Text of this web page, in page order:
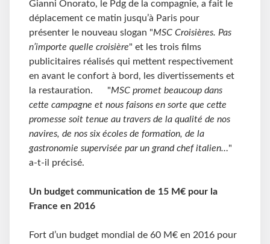
Gianni Onorato, le Pdg de la compagnie, a fait le
déplacement ce matin jusqu’à Paris pour
présenter le nouveau slogan "MSC Croisières. Pas
n’importe quelle croisière" et les trois films
publicitaires réalisés qui mettent respectivement
en avant le confort à bord, les divertissements et
la restauration. "MSC promet beaucoup dans
cette campagne et nous faisons en sorte que cette
promesse soit tenue au travers de la qualité de nos
navires, de nos six écoles de formation, de la
gastronomie supervisée par un grand chef italien…"
a-t-il précisé.
Un budget communication de 15 M€ pour la
France en 2016
Fort d’un budget mondial de 60 M€ en 2016 pour